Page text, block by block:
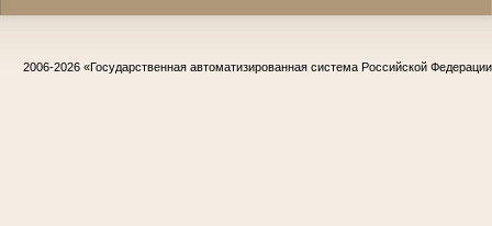
2006-2026 «Государственная автоматизированная система Российской